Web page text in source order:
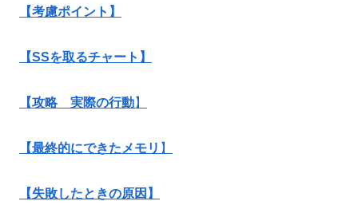
【考慮ポイント】
【SSを取るチャート】
【攻略 実際の行動】
【最終的にできたメモリ 】
【失敗したときの原因】